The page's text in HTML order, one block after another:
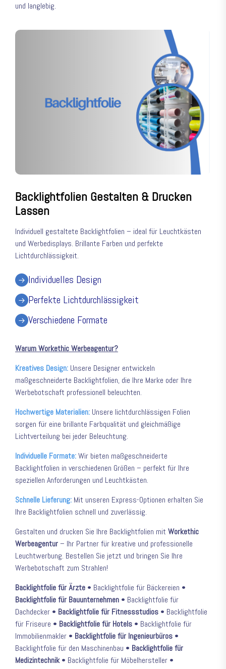
und langlebig.
Backlightfolien Gestalten & Drucken
Lassen
Individuell gestaltete Backlightfolien – ideal für Leuchtkästen
und Werbedisplays. Brillante Farben und perfekte
Lichtdurchlässigkeit.
Individuelles Design
Perfekte Lichtdurchlässigkeit
Verschiedene Formate
Warum Workethic Werbeagentur?
Kreatives Design: Unsere Designer entwickeln
maßgeschneiderte Backlightfolien, die Ihre Marke oder Ihre
Werbebotschaft professionell beleuchten.
Hochwertige Materialien: Unsere lichtdurchlässigen Folien
sorgen für eine brillante Farbqualität und gleichmäßige
Lichtverteilung bei jeder Beleuchtung.
Individuelle Formate:Wir bieten maßgeschneiderte
Backlightfolien in verschiedenen Größen – perfekt für Ihre
speziellen Anforderungen und Leuchtkästen.
Schnelle Lieferung: Mit unseren Express-Optionen erhalten Sie
Ihre Backlightfolien schnell und zuverlässig.
Gestalten und drucken Sie Ihre Backlightfolien mit Workethic
Werbeagentur– Ihr Partner für kreative und professionelle
Leuchtwerbung. Bestellen Sie jetzt und bringen Sie Ihre
Werbebotschaft zum Strahlen!
Backlightfolie für Ärzte • Backlightfolie für Bäckereien •
Backlightfolie für Bauunternehmen • Backlightfolie für
Dachdecker • Backlightfolie für Fitnessstudios • Backlightfolie
für Friseure • Backlightfolie für Hotels • Backlightfolie für
Immobilienmakler • Backlightfolie für Ingenieurbüros •
Backlightfolie für den Maschinenbau • Backlightfolie für
Medizintechnik• Backlightfolie für Möbelhersteller •